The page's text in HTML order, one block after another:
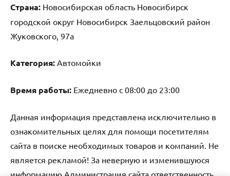
Страна: Новосибирская область Новосибирск
городской округ Новосибирск Заельцовский район
Жуковского, 97а
Категория: Автомойки
Время работы: Ежедневно с 08:00 до 23:00
Данная информация представлена исключительно в
ознакомительных целях для помощи посетителям
сайта в поиске необходимых товаров и компаний. Не
является рекламой! За неверную и изменившуюся
информацию Администрация сайта ответственность